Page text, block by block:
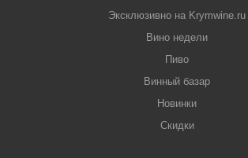
Эксклюзивно на Krymwine.ru
Вино недели
Пиво
Винный базар
Новинки
Скидки